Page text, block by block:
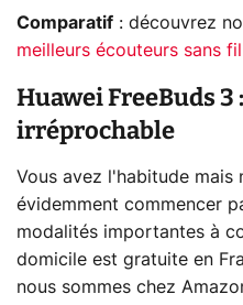
Comparatif : découvrez
meilleurs écouteurs sans
Huawei FreeBuds 3
irréprochable
Vous avez l'habitude mais
évidemment commencer
modalités importantes à
domicile est gratuite en
nous sommes chez